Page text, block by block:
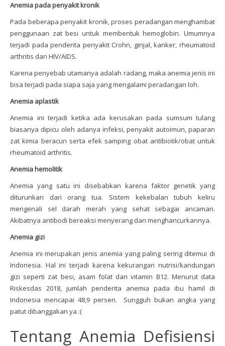
Anemia pada penyakit kronik
Pada beberapa penyakit kronik, proses peradangan menghambat
penggunaan zat besi untuk membentuk hemoglobin. Umumnya
terjadi pada penderita penyakit Crohn, ginjal, kanker, rheumatoid
arthritis dan HIV/AIDS.
Karena penyebab utamanya adalah radang, maka anemia jenis ini
bisa terjadi pada siapa saja yang mengalami peradangan loh.
Anemia aplastik
Anemia ini terjadi ketika ada kerusakan pada sumsum tulang
biasanya dipicu oleh adanya infeksi, penyakit autoimun, paparan
zat kimia beracun serta efek samping obat antibiotik/obat untuk
rheumatoid arthritis.
Anemia hemolitik
Anemia yang satu ini disebabkan karena faktor genetik yang
diturunkan dari orang tua. Sistem kekebalan tubuh keliru
mengenali sel darah merah yang sehat sebagai ancaman.
Akibatnya antibodi bereaksi menyerang dan menghancurkannya.
Anemia gizi
Anemia ini merupakan jenis anemia yang paling sering ditemui di
Indonesia. Hal ini terjadi karena kekurangan nutrisi/kandungan
gizi seperti zat besi, asam folat dan vitamin B12. Menurut data
Riskesdas 2018, jumlah penderita anemia pada ibu hamil di
Indonesia mencapai 48,9 persen. Sungguh bukan angka yang
patut dibanggakan ya :(
Tentang Anemia Defisiensi